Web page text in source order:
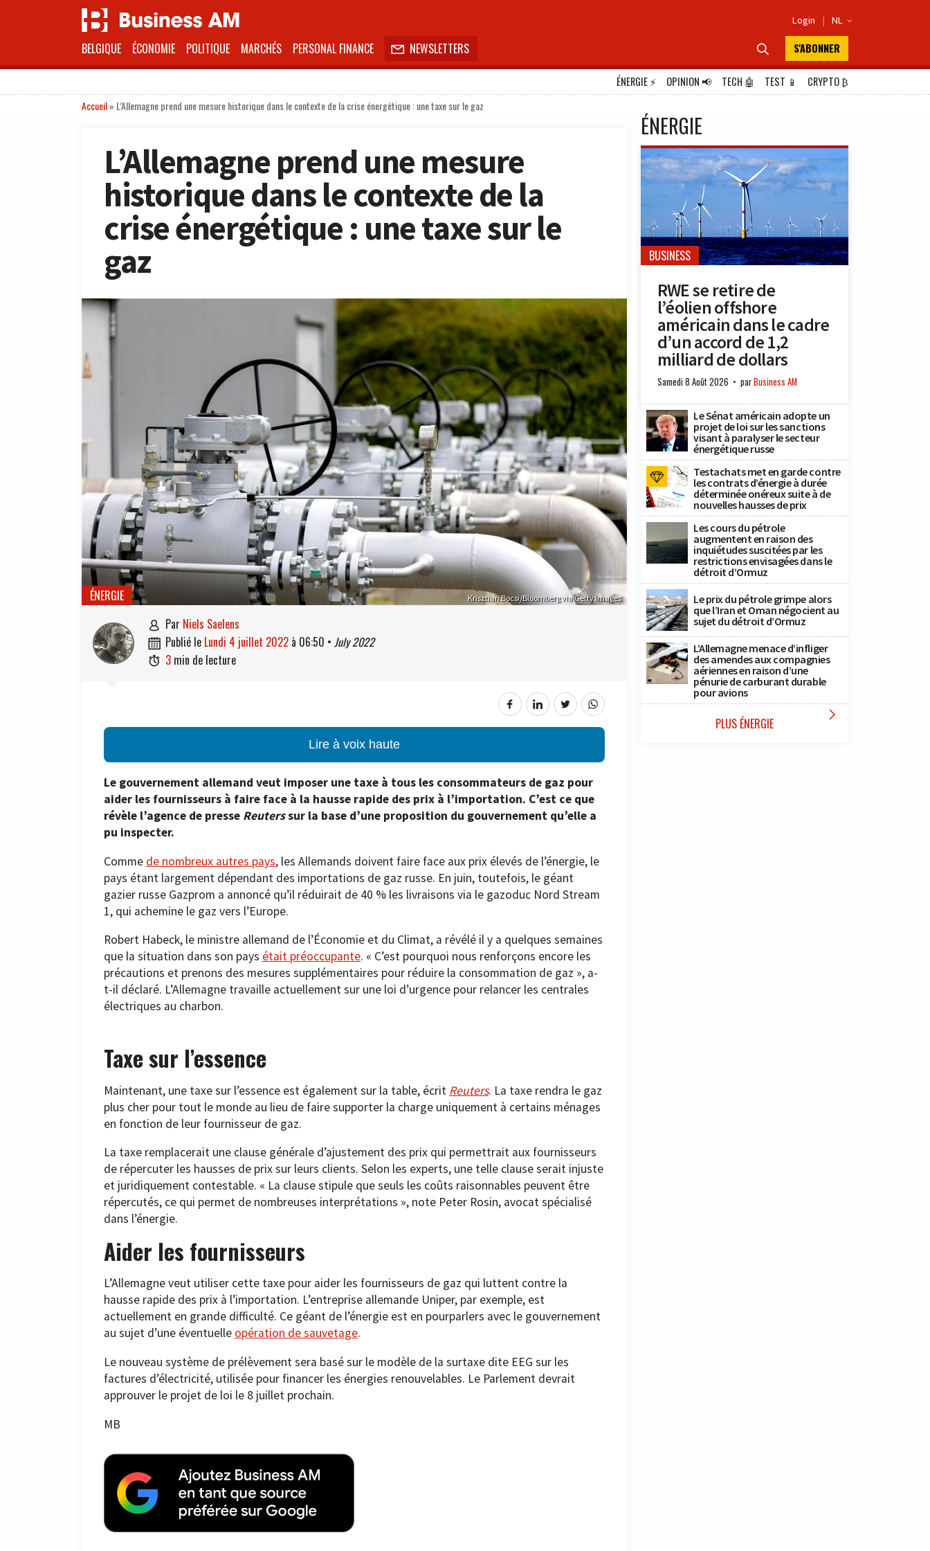
Login | NL 
BELGIQUE ÉCONOMIE POLITIQUE MARCHÉS PERSONAL FINANCE  NEWSLETTERS  S'ABONNER
ÉNERGIE⚡ OPINION📢 TECH 🤖 TEST 📱 CRYPTO₿
Accueil» L’Allemagne prend une mesure historique dans le contexte de la crise énergétique : une taxe sur le gaz
L’Allemagne prend une mesure
historique dans le contexte de la
crise énergétique : une taxe sur le
gaz
Krisztian Bocsi/Bloomberg via Getty Images
ÉNERGIE
 par Niels Saelens
 publié le lundi 4 juillet 2022 à 06:50 • July 2022
 3 min de lecture
Lire à voix haute
Le gouvernement allemand veut imposer une taxe à tous les consommateurs de gaz pour
aider les fournisseurs à faire face à la hausse rapide des prix à l’importation. C’est ce que
révèle l’agence de presse Reuterssur la base d’une proposition du gouvernement qu’elle a
pu inspecter.
Comme de nombreux autres pays, les Allemands doivent faire face aux prix élevés de l’énergie, le
pays étant largement dépendant des importations de gaz russe. En juin, toutefois, le géant
gazier russe Gazprom a annoncé qu’il réduirait de 40 % les livraisons via le gazoduc Nord Stream
1, qui achemine le gaz vers l’Europe.
Robert Habeck, le ministre allemand de l’Économie et du Climat, a révélé il y a quelques semaines
que la situation dans son pays était préoccupante. « C’est pourquoi nous renforçons encore les
précautions et prenons des mesures supplémentaires pour réduire la consommation de gaz », a-
t-il déclaré. L’Allemagne travaille actuellement sur une loi d’urgence pour relancer les centrales
électriques au charbon.
Taxe sur l’essence
Maintenant, une taxe sur l’essence est également sur la table, écrit Reuters. La taxe rendra le gaz
plus cher pour tout le monde au lieu de faire supporter la charge uniquement à certains ménages
en fonction de leur fournisseur de gaz.
La taxe remplacerait une clause générale d’ajustement des prix qui permettrait aux fournisseurs
de répercuter les hausses de prix sur leurs clients. Selon les experts, une telle clause serait injuste
et juridiquement contestable. « La clause stipule que seuls les coûts raisonnables peuvent être
répercutés, ce qui permet de nombreuses interprétations », note Peter Rosin, avocat spécialisé
dans l’énergie.
Aider les fournisseurs
L’Allemagne veut utiliser cette taxe pour aider les fournisseurs de gaz qui luttent contre la
hausse rapide des prix à l’importation. L’entreprise allemande Uniper, par exemple, est
actuellement en grande difficulté. Ce géant de l’énergie est en pourparlers avec le gouvernement
au sujet d’une éventuelle opération de sauvetage.
Le nouveau système de prélèvement sera basé sur le modèle de la surtaxe dite EEG sur les
factures d’électricité, utilisée pour financer les énergies renouvelables. Le Parlement devrait
approuver le projet de loi le 8 juillet prochain.
MB
ÉNERGIE
BUSINESS
RWE se retire de
l’éolien offshore
américain dans le cadre
d’un accord de 1,2
milliard de dollars
Samedi 8 Août 2026 parBusiness AM
Le Sénat américain adopte un
projet de loi sur les sanctions
visant à paralyser le secteur
énergétique russe
Testachats met en garde contre
les contrats d’énergie à durée
déterminée onéreux suite à de
nouvelles hausses de prix
Les cours du pétrole
augmentent en raison des
inquiétudes suscitées par les
restrictions envisagées dans le
détroit d’Ormuz
Le prix du pétrole grimpe alors
que l’Iran et Oman négocient au
sujet du détroit d’Ormuz
L’Allemagne menace d’infliger
des amendes aux compagnies
aériennes en raison d’une
pénurie de carburant durable
pour avions
PLUS ÉNERGIE 